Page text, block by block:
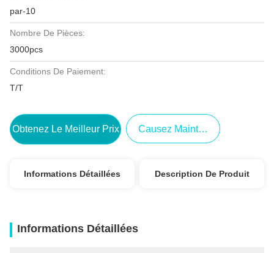
par-10
Nombre De Pièces:
3000pcs
Conditions De Paiement:
T/T
Obtenez Le Meilleur Prix Causez Maintenant
Informations Détaillées Description De Produit
Informations Détaillées